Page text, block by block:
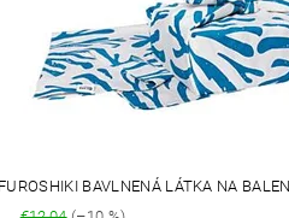
FUROSHIKI BAVLNENÁ LÁTKA NA